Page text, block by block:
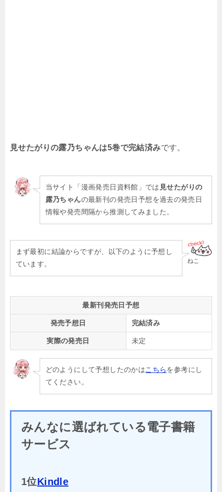
見せたがりの露乃ちゃんは5巻で完結済みです。
当サイト「漫画発売日資料館」では 見せたがりの
露乃ちゃんの最新刊の発売日予想を過去の発売日
情報や発売間隔から推測してみました。
ねこ
まず最初に結論からですが、以下のように予想し
ています。
最新刊発売日予想
発売予想日 完結済み
実際の発売日 未定
どのようにして予想したのかはこちらを参考にし
てください。
みんなに選ばれている電子書籍
サービス
1位Kindle